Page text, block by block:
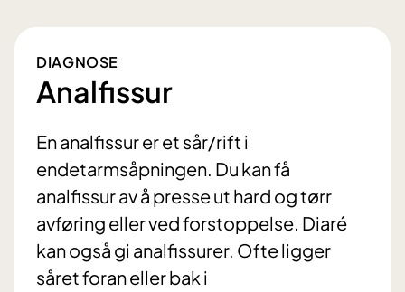
DIAGNOSE
Analfissur
En analfissur er et sår/rift i
endetarmsåpningen. Du kan få
analfissur av å presse ut hard og tørr
avføring eller ved forstoppelse. Diaré
kan også gi analfissurer. Ofte ligger
såret foran eller bak i